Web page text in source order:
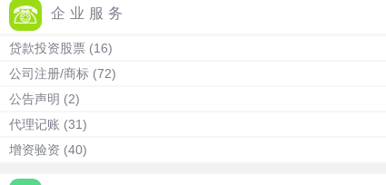
企业服务
贷款投资股票 (16)
公司注册/商标 (72)
公告声明 (2)
代理记账 (31)
增资验资 (40)